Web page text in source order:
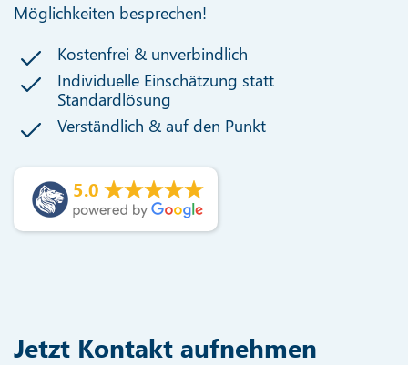
Möglichkeiten besprechen!
Kostenfrei & unverbindlich
Individuelle Einschätzung statt
Standardlösung
Verständlich & auf den Punkt
5.0
Jetzt Kontakt aufnehmen